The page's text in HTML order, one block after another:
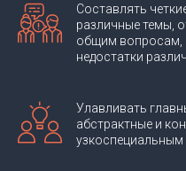
Составлять
различные темы,
общим вопросам,
недостатки
Улавливать
абстрактные и
узкоспециальным